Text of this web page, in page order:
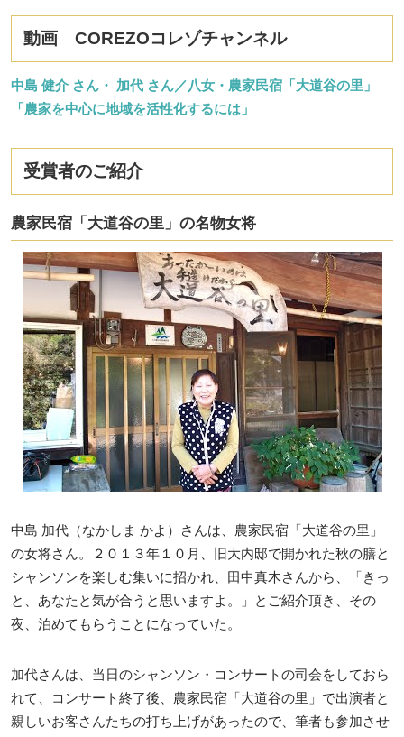
動画 COREZOコレゾチャンネル
中島 健介 さん・ 加代 さん／八女・農家民宿「大道谷の里」
「農家を中心に地域を活性化するには」
受賞者のご紹介
農家民宿「大道谷の里」の名物女将
中島 加代（なかしま かよ）さんは、農家民宿「大道谷の里」
の女将さん。２０１３年１０月、旧大内邸で開かれた秋の膳と
シャンソンを楽しむ集いに招かれ、田中真木さんから、「きっ
と、あなたと気が合うと思いますよ。」とご紹介頂き、その
夜、泊めてもらうことになっていた。
加代さんは、当日のシャンソン・コンサートの司会をしておら
れて、コンサート終了後、農家民宿「大道谷の里」で出演者と
親しいお客さんたちの打ち上げがあったので、筆者も参加させ